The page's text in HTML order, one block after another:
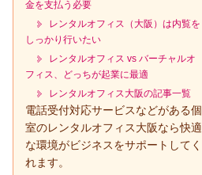
金を支払う必要
レンタルオフィス（大阪）は内覧を
しっかり行いたい
レンタルオフィス vs バーチャルオ
フィス、どっちが起業に最適
レンタルオフィス大阪の記事一覧
電話受付対応サービスなどがある個
室のレンタルオフィス大阪なら快適
な環境がビジネスをサポートしてく
れます。